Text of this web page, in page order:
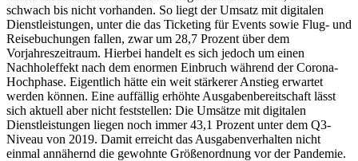
schwach bis nicht vorhanden. So liegt der Umsatz mit digitalen
Dienstleistungen, unter die das Ticketing für Events sowie Flug- und
Reisebuchungen fallen, zwar um 28,7 Prozent über dem
Vorjahreszeitraum. Hierbei handelt es sich jedoch um einen
Nachholeffekt nach dem enormen Einbruch während der Corona-
Hochphase. Eigentlich hätte ein weit stärkerer Anstieg erwartet
werden können. Eine auffällig erhöhte Ausgabenbereitschaft lässt
sich aktuell aber nicht feststellen: Die Umsätze mit digitalen
Dienstleistungen liegen noch immer 43,1 Prozent unter dem Q3-
Niveau von 2019. Damit erreicht das Ausgabenverhalten nicht
einmal annähernd die gewohnte Größenordnung vor der Pandemie.